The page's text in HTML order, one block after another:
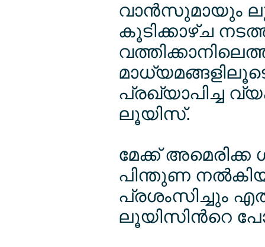
വാന്‍സുമായും
കൂടിക്കാഴ്ച
പ്രഖ്യാപിച്ച
ലൂയിസ്.
മേക്ക്
പിന്തുണ
പ്രശംസിച്ചും
ലൂയിസിന്‍റെ